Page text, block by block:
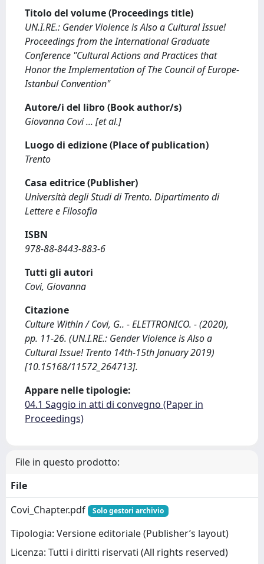
Titolo del volume (Proceedings title)
UN.I.RE.: Gender Violence is Also a Cultural Issue!
Proceedings from the International Graduate
Conference "Cultural Actions and Practices that
Honor the Implementation of The Council of Europe-
Istanbul Convention"
Autore/i del libro (Book author/s)
Giovanna Covi ... [et al.]
Luogo di edizione (Place of publication)
Trento
Casa editrice (Publisher)
Università degli Studi di Trento. Dipartimento di
Lettere e Filosofia
ISBN
978-88-8443-883-6
Tutti gli autori
Covi, Giovanna
Citazione
Culture Within / Covi, G.. - ELETTRONICO. - (2020),
pp. 11-26. (UN.I.RE.: Gender Violence is Also a
Cultural Issue! Trento 14th-15th January 2019)
[10.15168/11572_264713].
Appare nelle tipologie:
04.1 Saggio in atti di convegno (Paper in
Proceedings)
File in questo prodotto:
File
Covi_Chapter.pdf
Solo gestori archivio
Tipologia: Versione editoriale (Publisher’s layout)
Licenza: Tutti i diritti riservati (All rights reserved)